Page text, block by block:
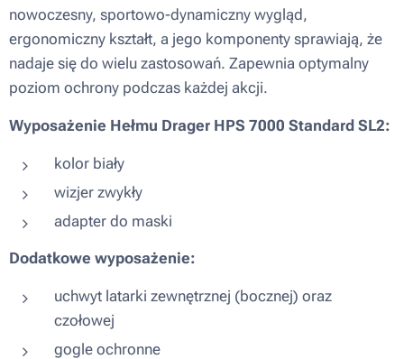
nowoczesny, sportowo-dynamiczny wygląd,
ergonomiczny kształt, a jego komponenty sprawiają, że
nadaje się do wielu zastosowań. Zapewnia optymalny
poziom ochrony podczas każdej akcji.
Wyposażenie Hełmu Drager HPS 7000 Standard SL2:
kolor biały
wizjer zwykły
adapter do maski
Dodatkowe wyposażenie:
uchwyt latarki zewnętrznej (bocznej) oraz
czołowej
gogle ochronne